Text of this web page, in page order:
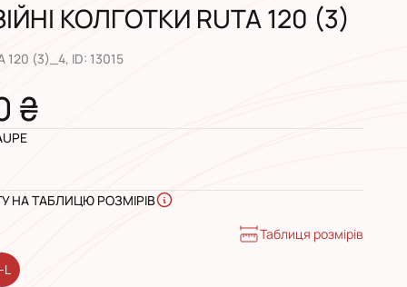
КОЛГОТКИ RUTA 120 (3)
120 (3)_4, ID: 13015
₴
НА ТАБЛИЦЮ РОЗМІРІВ
Таблиця розмірів
L